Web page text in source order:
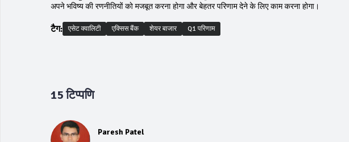
अपने भविष्य की रणनीतियों को मजबूत करना होगा और बेहतर परिणाम देने के लिए काम करना होगा।
टैग: एसेट क्वालिटी एक्सिस बैंक शेयर बाजार Q1 परिणाम
15 टिप्पणि
Paresh Patel